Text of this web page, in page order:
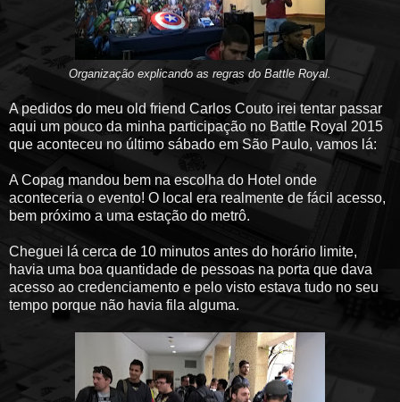
Organização explicando as regras do Battle Royal.
A pedidos do meu old friend Carlos Couto irei tentar passar
aqui um pouco da minha participação no Battle Royal 2015
que aconteceu no último sábado em São Paulo, vamos lá:
A Copag mandou bem na escolha do Hotel onde
aconteceria o evento! O local era realmente de fácil acesso,
bem próximo a uma estação do metrô.
Cheguei lá cerca de 10 minutos antes do horário limite,
havia uma boa quantidade de pessoas na porta que dava
acesso ao credenciamento e pelo visto estava tudo no seu
tempo porque não havia fila alguma.